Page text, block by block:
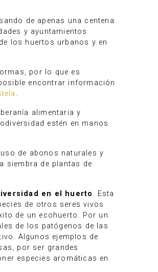
de apenas una centena
y ayuntamientos
los huertos urbanos y en
por lo que es
encontrar información
.
alimentaria y
estén en manos
de abonos naturales y
siembra de plantas de
en el huerto. Esta
de otros seres vivos
de un ecohuerto. Por un
de los patógenos de las
Algunos ejemplos de
por ser grandes
especies aromáticas en